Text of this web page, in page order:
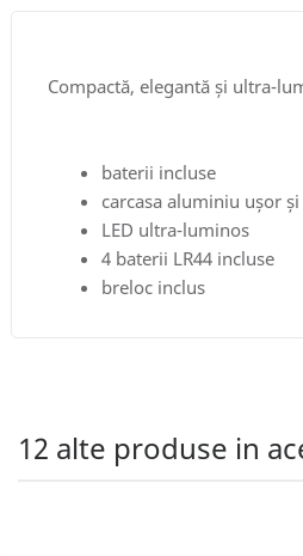
Compactă, elegantă și ultra-
baterii incluse
carcasa aluminiu ușor
LED ultra-luminos
4 baterii LR44 incluse
breloc inclus
12 alte produse in